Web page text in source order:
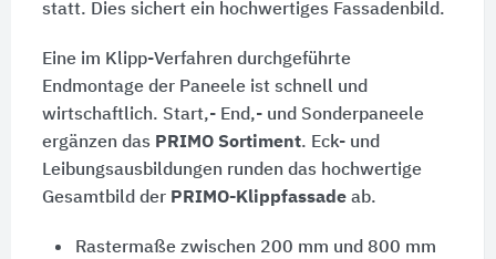
statt. Dies sichert ein hochwertiges Fassadenbild.
Eine im Klipp-Verfahren durchgeführte
Endmontage der Paneele ist schnell und
wirtschaftlich. Start,- End,- und Sonderpaneele
ergänzen das PRIMO Sortiment. Eck- und
Leibungsausbildungen runden das hochwertige
Gesamtbild der PRIMO-Klippfassadeab.
Rastermaße zwischen 200 mm und 800 mm